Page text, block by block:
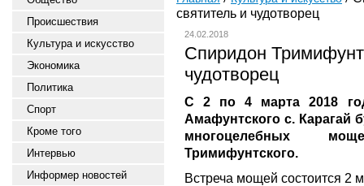
Происшествия
Культура и искусство
Экономика
Политика
Спорт
Кроме того
Интервью
Информер новостей
святитель и чудотворец
24.02.2018
Спиридон
чудотворец
С 2 по 4 марта 2018
Амафунтского с. Карагай
многоцелебных
Тримифунтского.
Встреча мощей состоится 2